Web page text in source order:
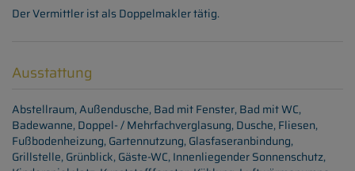
Der Vermittler ist als Doppelmakler tätig.
Ausstattung
Abstellraum Außendusche Bad mit Fenster Bad mit WC
Badewanne Doppel- / Mehrfachverglasung Dusche Fliesen
Fußbodenheizung Gartennutzung Glasfaseranbindung
Grillstelle Grünblick Gäste-WC Innenliegender Sonnenschutz